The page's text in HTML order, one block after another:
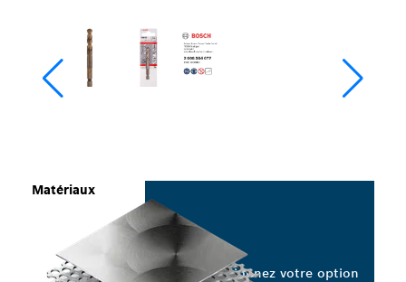
Matériaux
Sélectionnez votre option